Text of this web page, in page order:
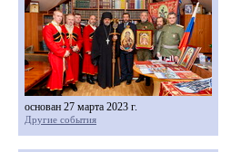
основан 27 марта 2023 г.
Другие события